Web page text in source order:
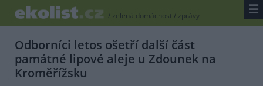
/ zelená domácnost/ zprávy ☰
Odborníci letos ošetří další část
památné lipové aleje u Zdounek na
Kroměřížsku